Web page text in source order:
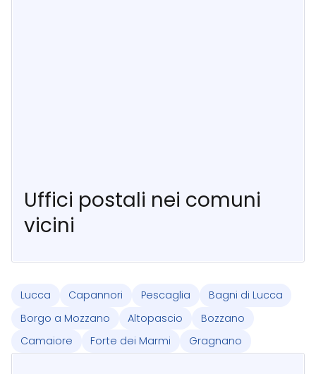
Uffici postali nei comuni
vicini
Lucca Capannori Pescaglia
Bagni di Lucca
Borgo a Mozzano
Altopascio
Bozzano
Camaiore
Forte dei Marmi Gragnano